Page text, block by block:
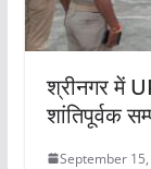
श्रीनगर में
शांतिपूर्वक
September